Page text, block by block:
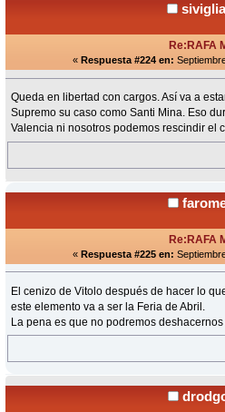
Re:RAFA
« Respuesta #224 en:
Queda en libertad con cargos. Así va a
Supremo su caso como Santi Mina. Eso
Valencia ni nosotros podemos rescindir el
Re:RAFA
« Respuesta #225 en:
El cenizo de Vitolo después de hacer lo
este elemento va a ser la Feria de Abril.
La pena es que no podremos deshacernos